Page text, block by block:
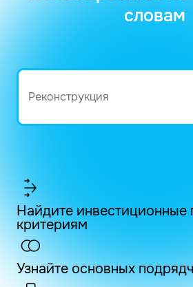
словам
Найдите инвестиционные
критериям
Узнайте основных